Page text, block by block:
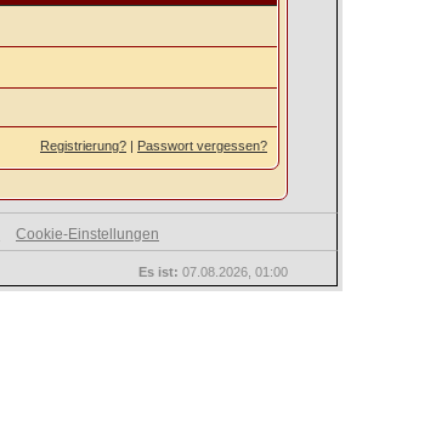
Registrierung? | Passwort vergessen?
Cookie-Einstellungen
Es ist: 07.08.2026, 01:00